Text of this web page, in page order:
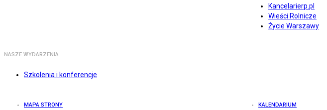
Kancelarierp.pl
Wieści Rolnicze
Życie Warszawy
NASZE WYDARZENIA
Szkolenia i konferencje
MAPA STRONY KALENDARIUM